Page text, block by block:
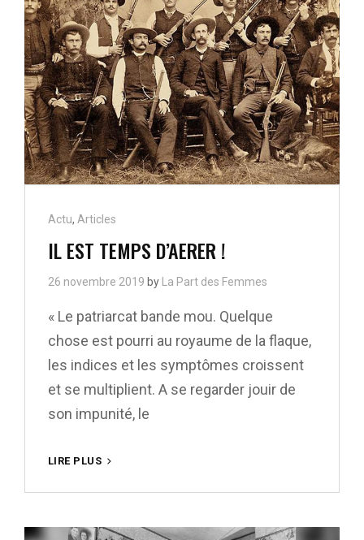
RICHES
PHOTOGRAPHES
?
Cat
Links
Actu, Articles
IL EST TEMPS D’AERER !
26 novembre 2019 by La Part des Femmes
« Le patriarcat bande mou. Quelque
chose est pourri au royaume de la flaque,
les indices et les symptômes croissent
et se multiplient. A se regarder jouir de
son impunité, le
LIRE PLUS
TEMPS
!